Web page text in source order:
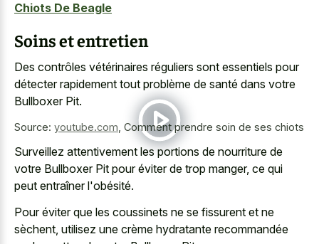
Chiots De Beagle
Soins et entretien
Des contrôles vétérinaires réguliers sont essentiels pour
détecter rapidement tout problème de santé dans votre
Bullboxer Pit.
Source: youtube.com Comment prendre soin de ses chiots
Surveillez attentivement les portions de nourriture de
votre Bullboxer Pit pour éviter de trop manger, ce qui
peut entraîner l'obésité.
Pour éviter que les coussinets ne se fissurent et ne
sèchent, utilisez une crème hydratante recommandée